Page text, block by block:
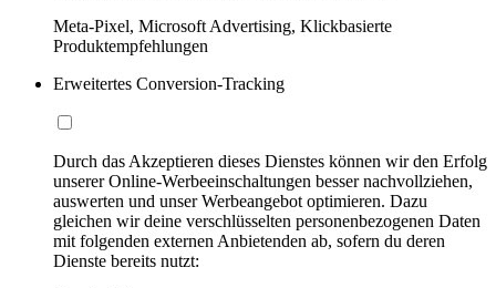
Meta-Pixel, Microsoft Advertising, Klickbasierte
Produktempfehlungen
Erweitertes Conversion-Tracking
Durch das Akzeptieren dieses Dienstes können wir den Erfolg
unserer Online-Werbeeinschaltungen besser nachvollziehen,
auswerten und unser Werbeangebot optimieren. Dazu
gleichen wir deine verschlüsselten personenbezogenen Daten
mit folgenden externen Anbietenden ab, sofern du deren
Dienste bereits nutzt: